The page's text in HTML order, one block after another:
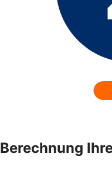
Berechnung